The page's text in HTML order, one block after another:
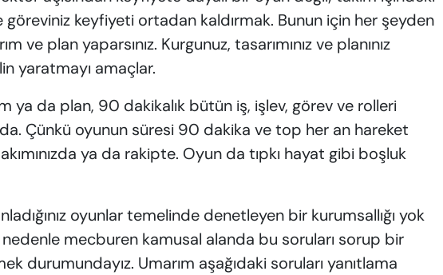
göreviniz keyfiyeti ortadan kaldırmak. Bunun için her şeyden
ve plan yaparsınız. Kurgunuz, tasarımınız ve planınız
yaratmayı amaçlar.
ya da plan, 90 dakikalık bütün iş, işlev, görev ve rolleri
Çünkü oyunun süresi 90 dakika ve top her an hareket
ya da rakipte. Oyun da tıpkı hayat gibi boşluk
oyunlar temelinde denetleyen bir kurumsallığı yok
mecburen kamusal alanda bu soruları sorup bir
durumundayız. Umarım aşağıdaki soruları yanıtlama